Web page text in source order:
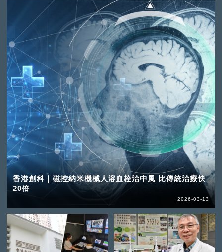
香港創科｜磁控納米機械人溶血栓治中風 比傳統治療快
20倍
2026-03-13